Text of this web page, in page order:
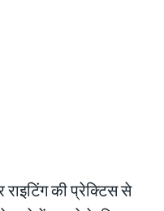
की प्रेक्टिस से